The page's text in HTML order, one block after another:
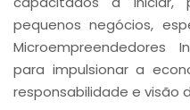
pequenos negócios,
Microempreendedores
para impulsionar a
responsabilidade e visão